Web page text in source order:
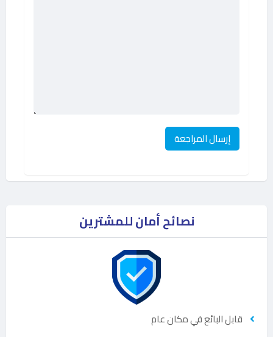
نصائح أمان للمشترين
قابل البائع في مكان عام